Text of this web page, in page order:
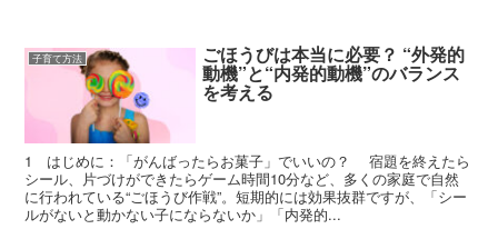
子育て方法 ごほうびは本当に必要？ “外発的
動機”と“内発的動機”のバランス
を考える
1 はじめに：「がんばったらお菓子」でいいの？ 宿題を終えたら
シール、片づけができたらゲーム時間10分など、多くの家庭で自然
に行われている“ごほうび作戦”。短期的には効果抜群ですが、「シー
ルがないと動かない子にならないか」「内発的...